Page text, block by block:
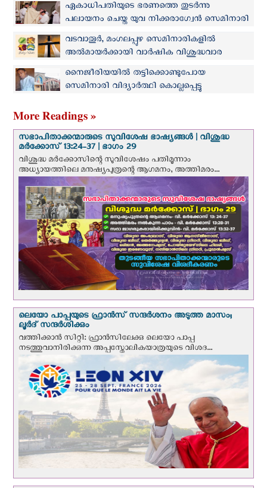
ഏകാധിപതിയുടെ ഭരണത്തെ തുടര്‍ന്നു
പലായനം ചെയ്ത യുവ നിക്കരാഗ്വേൻ സെമിനാരി
വിദ്യാർത്ഥി തിരുപ്പട്ടം സ്വീകരിച്ചു
വടവാതൂർ, മംഗലപ്പുഴ സെമിനാരികളില്‍
അല്‍മായർക്കായി വാർഷിക വിശുദ്ധവാര
ധ്യാനം
നൈജീരിയയിൽ തട്ടിക്കൊണ്ടുപോയ
സെമിനാരി വിദ്യാര്‍ത്ഥി കൊല്ലപ്പെട്ടു
More Readings »
സഭാപിതാക്കന്മാരുടെ സുവിശേഷ ഭാഷ്യങ്ങള്‍ | വിശുദ്ധ
മര്‍ക്കോസ് 13:24-37 | ഭാഗം 29
വിശുദ്ധ മര്‍ക്കോസിന്റെ സുവിശേഷം പതിമൂന്നാം
അധ്യായത്തിലെ മനുഷ്യപുത്രന്റെ ആഗമനം, അത്തിമരം...
ലെയോ പാപ്പയുടെ ഫ്രാന്‍സ് സന്ദര്‍ശനം അടുത്ത മാസം;
ലൂര്‍ദ് സന്ദര്‍ശിക്കും
വത്തിക്കാന്‍ സിറ്റി: ഫ്രാൻസിലേക്കു ലെയോ പാപ്പ
നടത്തുവാനിരിക്കുന്ന അപ്പസ്തോലികയാത്രയുടെ വിശദ...